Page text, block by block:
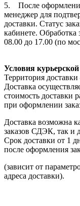
5. После
менеджер для
доставки. Статус
кабинете. Обработка
08.00 до 17.00 (по
Условия
Территория
Доставка
стоимость доставки
при оформлении
Доставка возможна
заказов СДЭК, так и
Срок доставки от 1
после оформления
(зависит от
адреса доставки).